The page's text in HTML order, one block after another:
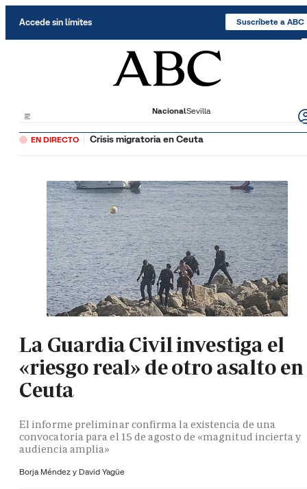
Accede sin límites Suscríbete a ABC
NacionalSevilla
EN DIRECTO Crisis migratoria en Ceuta
La Guardia Civil investiga el
«riesgo real» de otro asalto en
Ceuta
El informe preliminar confirma la existencia de una
convocatoria para el 15 de agosto de «magnitud incierta y
audiencia amplia»
Borja Méndez y David Yagüe